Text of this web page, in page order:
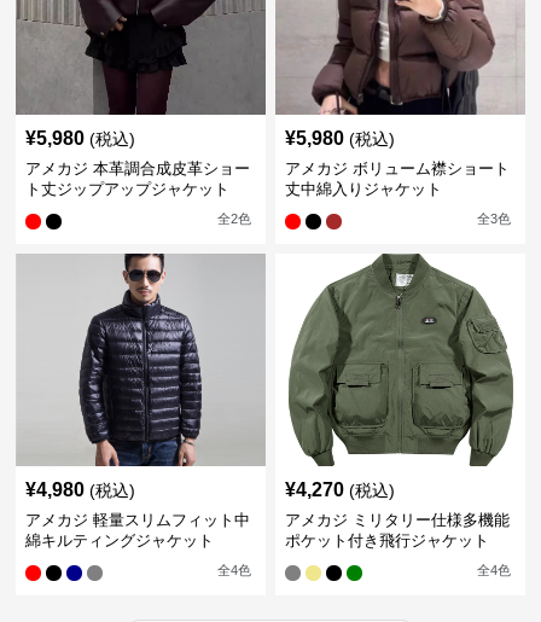
¥5,980 (税込)
アメカジ 本革調合成皮革ショー
ト丈ジップアップジャケット
全2色
¥5,980 (税込)
アメカジ ボリューム襟ショート
丈中綿入りジャケット
全3色
¥4,980 (税込)
アメカジ 軽量スリムフィット中
綿キルティングジャケット
全4色
¥4,270 (税込)
アメカジ ミリタリー仕様多機能
ポケット付き飛行ジャケット
全4色